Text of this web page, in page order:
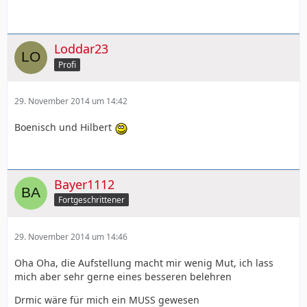
Loddar23
Profi
29. November 2014 um 14:42
Boenisch und Hilbert
Bayer1112
Fortgeschrittener
29. November 2014 um 14:46
Oha Oha, die Aufstellung macht mir wenig Mut, ich lass
mich aber sehr gerne eines besseren belehren
Drmic wäre für mich ein MUSS gewesen